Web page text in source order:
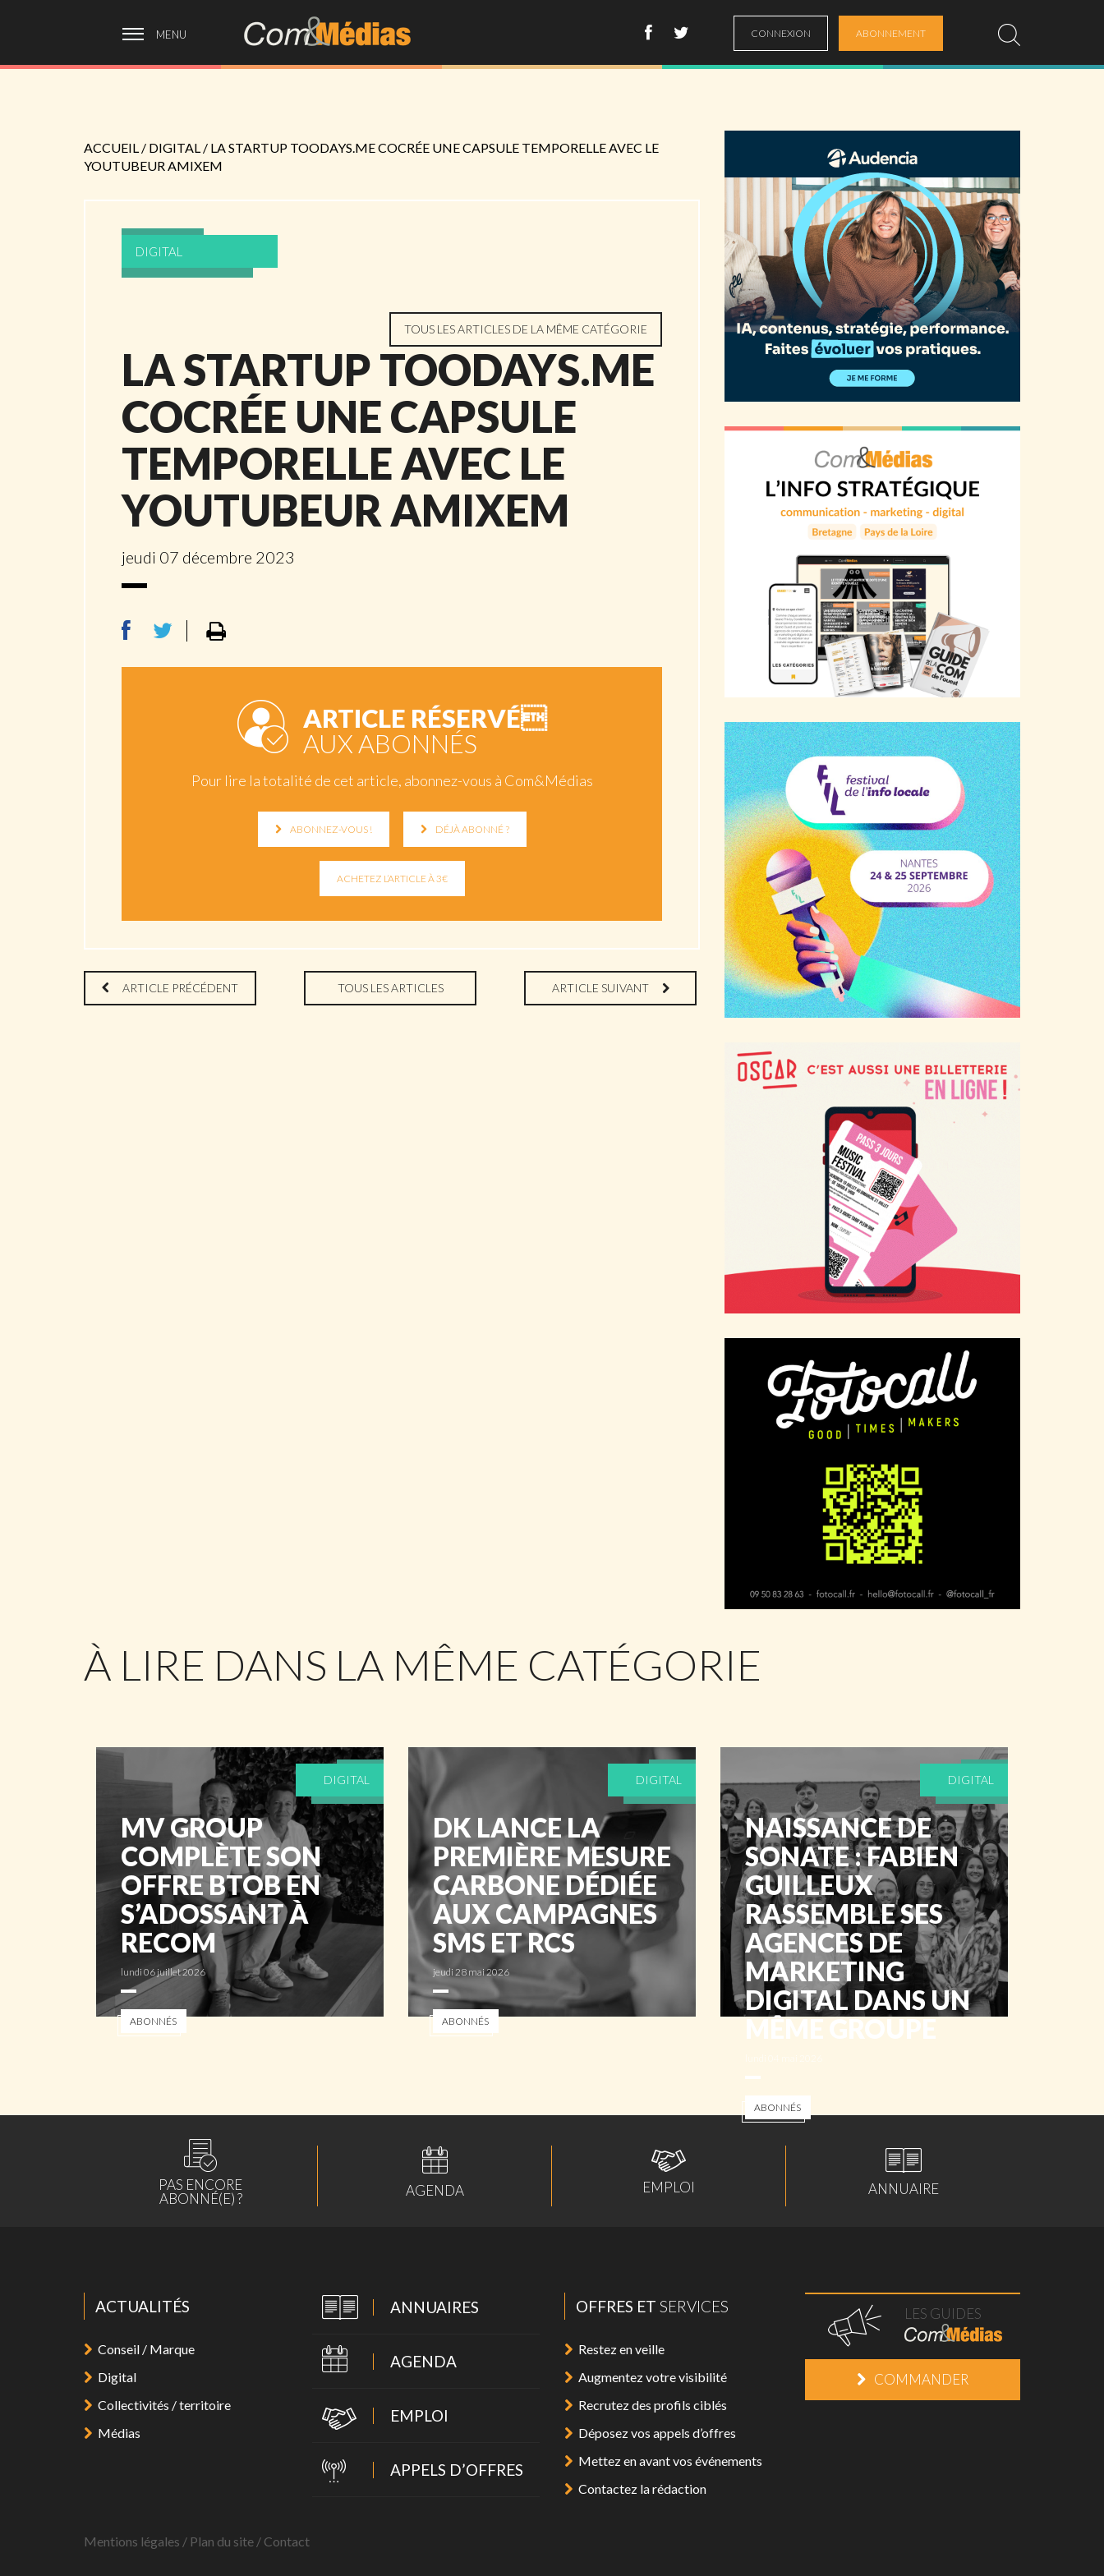
MENU CONNEXION ABONNEMENT
ACCUEIL / DIGITAL / LA STARTUP TOODAYS.ME COCRÉE UNE CAPSULE TEMPORELLE AVEC LE
YOUTUBEUR AMIXEM
DIGITAL
TOUS LES ARTICLES DE LA MÊME CATÉGORIE
LA STARTUP TOODAYS.ME
COCRÉE UNE CAPSULE
TEMPORELLE AVEC LE
YOUTUBEUR AMIXEM
jeudi 07 décembre 2023
ARTICLE RÉSERVÉ
AUX ABONNÉS
Pour lire la totalité de cet article, abonnez-vous à Com&Médias
ABONNEZ-VOUS ! DÉJÀ ABONNÉ ?
ARTICLE PRÉCÉDENT TOUS LES ARTICLES ARTICLE SUIVANT
À LIRE DANS LA MÊME CATÉGORIE
DIGITAL
MV GROUP
COMPLÈTE SON
OFFRE BTOB EN
S’ADOSSANT À
RECOM
lundi 06 juillet 2026
ABONNÉS
DIGITAL
DK LANCE LA
PREMIÈRE MESURE
CARBONE DÉDIÉE
AUX CAMPAGNES
SMS ET RCS
jeudi 28 mai 2026
ABONNÉS
DIGITAL
NAISSANCE DE
SONATE : FABIEN
GUILLEUX
RASSEMBLE SES
AGENCES DE
MARKETING
DIGITAL DANS UN
MÊME GROUPE
ABONNÉS
PAS ENCORE
ABONNÉ(E) ?
AGENDA EMPLOI ANNUAIRE
ACTUALITÉS
Conseil / Marque
Digital
Collectivités / territoire
Médias
ANNUAIRES
AGENDA
EMPLOI
APPELS D’OFFRES
OFFRES ET SERVICES
Restez en veille
Augmentez votre visibilité
Recrutez des profils ciblés
Déposez vos appels d’offres
Mettez en avant vos événements
Contactez la rédaction
LES GUIDES
COMMANDER
Mentions légales / Plan du site / Contact